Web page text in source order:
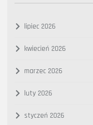
lipiec 2026
kwiecień 2026
marzec 2026
luty 2026
styczeń 2026